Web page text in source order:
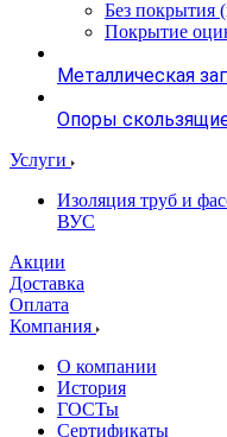
Без покрытия
Покрытие
Металлическая
Опоры
Услуги
Изоляция труб и
ВУС
Акции
Доставка
Оплата
Компания
О компании
История
ГОСТы
Сертификаты